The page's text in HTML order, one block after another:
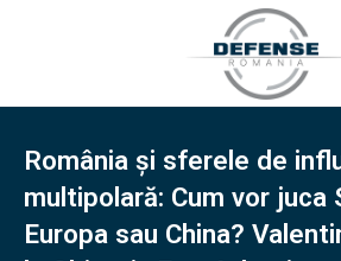
România și sferele de
multipolară: Cum vor juca
Europa sau China?